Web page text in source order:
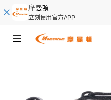
摩曼頓
立刻使用官方APP